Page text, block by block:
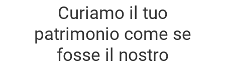
Curiamo il tuo
patrimonio come se
fosse il nostro